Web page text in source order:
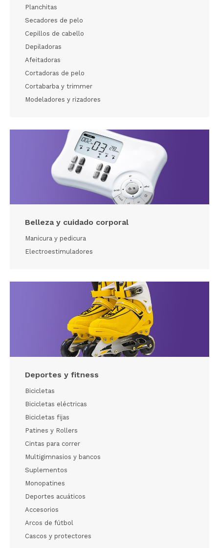
Planchitas
Secadores de pelo
Cepillos de cabello
Depiladoras
Afeitadoras
Cortadoras de pelo
Cortabarba y trimmer
Modeladores y rizadores
Belleza y cuidado corporal
Manicura y pedicura
Electroestimuladores
Deportes y fitness
Bicicletas
Bicicletas eléctricas
Bicicletas fijas
Patines y Rollers
Cintas para correr
Multigimnasios y bancos
Suplementos
Monopatines
Deportes acuáticos
Accesorios
Arcos de fútbol
Cascos y protectores